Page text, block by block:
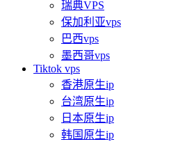
瑞典VPS
保加利亚vps
巴西vps
墨西哥vps
Tiktok vps
香港原生ip
台湾原生ip
日本原生ip
韩国原生ip